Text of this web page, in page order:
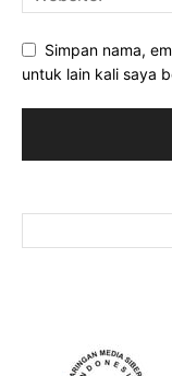
Simpan nama,
untuk lain kali saya